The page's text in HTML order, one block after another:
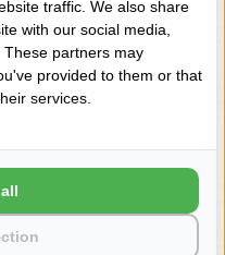
DAN
511817
blijven?
traffic. We also share
with our social media,
partners may
provided to them or that
services.